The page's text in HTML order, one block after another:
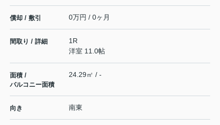
償却 / 敷引 0万円 / 0ヶ月
間取り / 詳細
1R
洋室 11.0帖
面積 /
バルコニー面積
24.29㎡ / -
向き 南東